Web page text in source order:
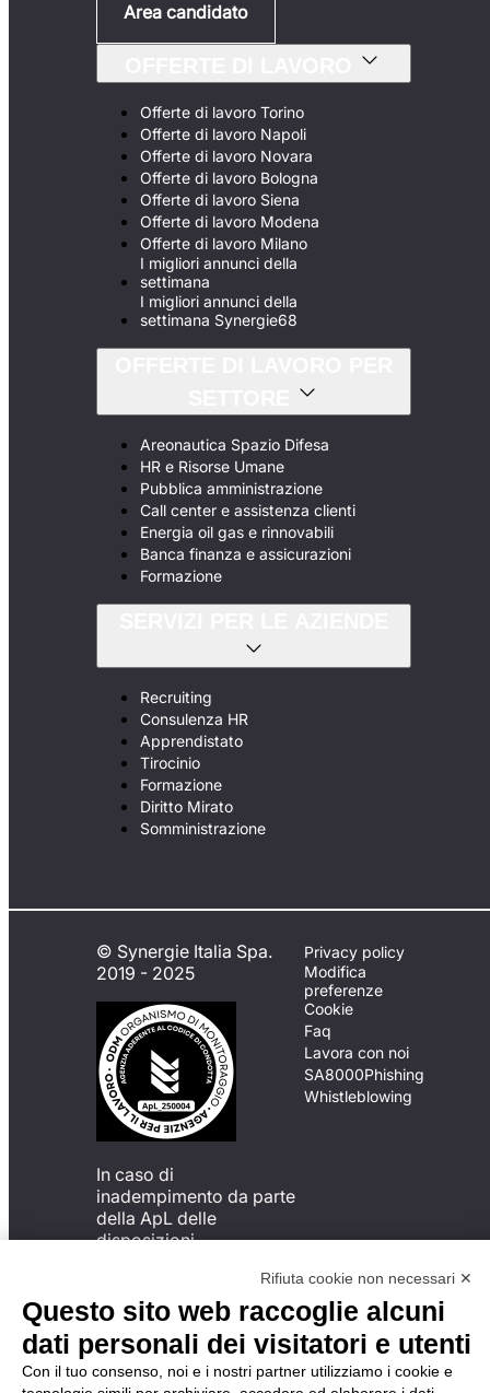
Area candidato
Offerte di lavoro Torino
Offerte di lavoro Napoli
Offerte di lavoro Novara
Offerte di lavoro Bologna
Offerte di lavoro Siena
Offerte di lavoro Modena
Offerte di lavoro Milano
I migliori annunci della
settimana
I migliori annunci della
settimana Synergie68
Areonautica Spazio Difesa
HR e Risorse Umane
Pubblica amministrazione
Call center e assistenza clienti
Energia oil gas e rinnovabili
Banca finanza e assicurazioni
Formazione
Recruiting
Consulenza HR
Apprendistato
Tirocinio
Formazione
Diritto Mirato
Somministrazione
© Synergie Italia Spa.
2019 - 2025
In caso di
inadempimento da parte
della ApL delle
disposizioni
possibile presentare un
reclamo
all’Organismo di
Monitoraggio utilizzando
una delle modalità
Privacy policy
Modifica
preferenze
Cookie
Faq
Lavora con noi
SA8000Phishing
Whistleblowing
Rifiuta cookie non necessari ✕
Questo sito web raccoglie alcuni
dati personali dei visitatori e utenti
Con il tuo consenso, noi e i nostri partner utilizziamo i cookie e